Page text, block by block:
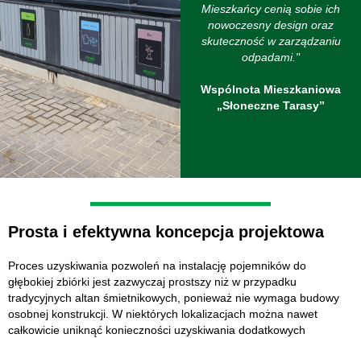
Mieszkańcy cenią sobie ich
nowoczesny design oraz
skuteczność w zarządzaniu
odpadami."
Wspólnota Mieszkaniowa
„Słoneczne Tarasy”
Prosta i efektywna koncepcja projektowa
Proces uzyskiwania pozwoleń na instalację pojemników do
głębokiej zbiórki jest zazwyczaj prostszy niż w przypadku
tradycyjnych altan śmietnikowych, ponieważ nie wymaga budowy
osobnej konstrukcji. W niektórych lokalizacjach można nawet
całkowicie uniknąć konieczności uzyskiwania dodatkowych